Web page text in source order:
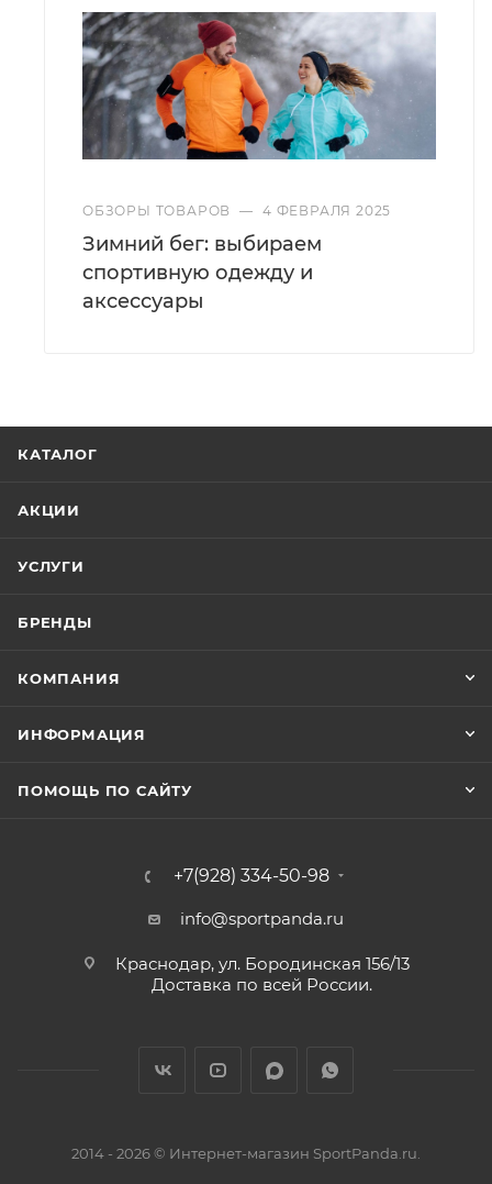
ОБЗОРЫ ТОВАРОВ — 4 ФЕВРАЛЯ 2025
Зимний бег: выбираем
спортивную одежду и
аксессуары
КАТАЛОГ
АКЦИИ
УСЛУГИ
БРЕНДЫ
КОМПАНИЯ
ИНФОРМАЦИЯ
ПОМОЩЬ ПО САЙТУ
+7(928) 334-50-98
info@sportpanda.ru
Краснодар, ул. Бородинская 156/13
Доставка по всей России.
2014 - 2026 © Интернет-магазин SportPanda.ru.